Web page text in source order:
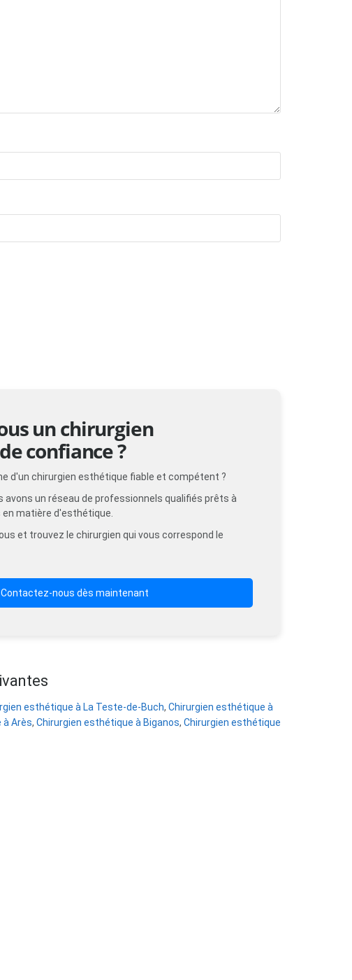
un chirurgien
confiance ?
d'un chirurgien esthétique fiable et compétent ?
avons un réseau de professionnels qualifiés prêts à
en matière d'esthétique.
et trouvez le chirurgien qui vous correspond le
Contactez-nous dès maintenant
esthétique à La Teste-de-Buch, Chirurgien esthétique à
à Arès, Chirurgien esthétique à Biganos, Chirurgien esthétique